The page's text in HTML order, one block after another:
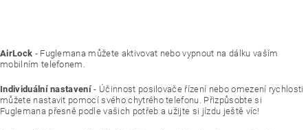
AirLock - Fuglemana můžete aktivovat nebo vypnout na dálku vaším
mobilním telefonem.
Individuální nastavení - Účinnost posilovače řízení nebo omezení rychlosti
můžete nastavit pomocí svého chytrého telefonu. Přizpůsobte si
Fuglemana přesně podle vašich potřeb a užijte si jízdu ještě víc!